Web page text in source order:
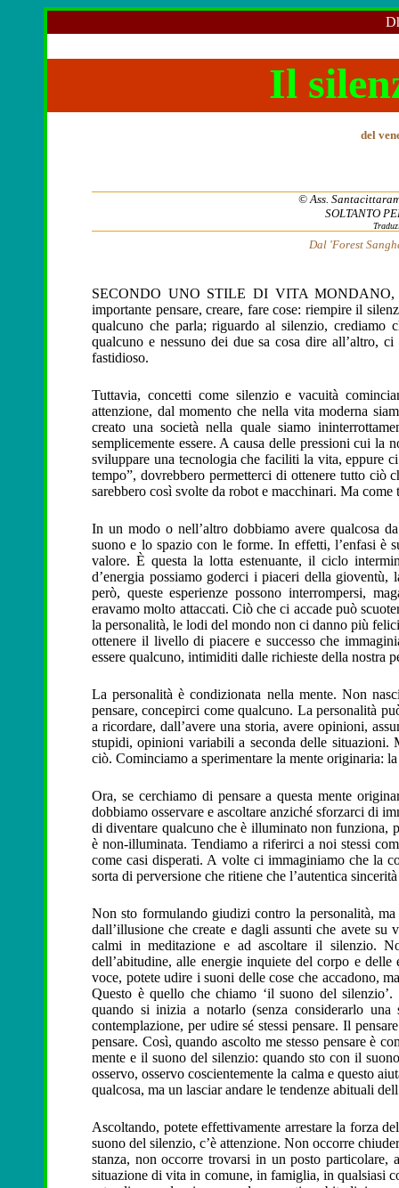
Il
del
© Ass.
SOLTANTO
Dal 'Forest
SECONDO UNO STILE DI VITA MONDANO,
importante pensare, creare, fare cose: riempire il
qualcuno che parla; riguardo al silenzio,
qualcuno e nessuno dei due sa cosa dire all’altro,
fastidioso.
Tuttavia, concetti come silenzio e vacuità
attenzione, dal momento che nella vita moderna
creato una società nella quale siamo
semplicemente essere. A causa delle pressioni cui la
sviluppare una tecnologia che faciliti la vita, eppure
tempo”, dovrebbero permetterci di ottenere tutto ciò
sarebbero così svolte da robot e macchinari. Ma
In un modo o nell’altro dobbiamo avere qualcosa
suono e lo spazio con le forme. In effetti, l’enfasi è
valore. È questa la lotta estenuante, il ciclo
d’energia possiamo goderci i piaceri della
però, queste esperienze possono interrompersi,
eravamo molto attaccati. Ciò che ci accade può
la personalità, le lodi del mondo non ci danno più
ottenere il livello di piacere e successo che
essere qualcuno, intimiditi dalle richieste della nostra
La personalità è condizionata nella mente. Non
pensare, concepirci come qualcuno. La personalità
a ricordare, dall’avere una storia, avere opinioni,
stupidi, opinioni variabili a seconda delle situazioni.
ciò. Cominciamo a sperimentare la mente originaria:
Ora, se cerchiamo di pensare a questa mente
dobbiamo osservare e ascoltare anziché sforzarci di
di diventare qualcuno che è illuminato non funziona,
è non-illuminata. Tendiamo a riferirci a noi stessi
come casi disperati. A volte ci immaginiamo che la
sorta di perversione che ritiene che l’autentica
Non sto formulando giudizi contro la personalità,
dall’illusione che create e dagli assunti che avete su
calmi in meditazione e ad ascoltare il silenzio.
dell’abitudine, alle energie inquiete del corpo e
voce, potete udire i suoni delle cose che accadono,
Questo è quello che chiamo ‘il suono del
quando si inizia a notarlo (senza considerarlo
contemplazione, per udire sé stessi pensare. Il
pensare. Così, quando ascolto me stesso pensare è
mente e il suono del silenzio: quando sto con il
osservo, osservo coscientemente la calma e questo
qualcosa, ma un lasciar andare le tendenze abituali
Ascoltando, potete effettivamente arrestare la forza
suono del silenzio, c’è attenzione. Non occorre
stanza, non occorre trovarsi in un posto particolare,
situazione di vita in comune, in famiglia, in qualsiasi